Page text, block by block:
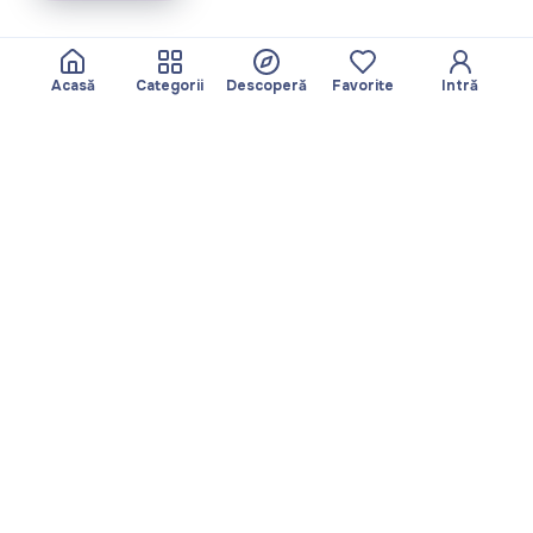
Acasă Categorii Descoperă Favorite Intră